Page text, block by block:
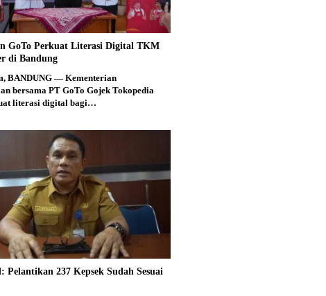
GoTo Perkuat Literasi Digital TKM
di Bandung
BANDUNG — Kementerian
bersama PT GoTo Gojek Tokopedia
literasi digital bagi…
Pelantikan 237 Kepsek Sudah Sesuai